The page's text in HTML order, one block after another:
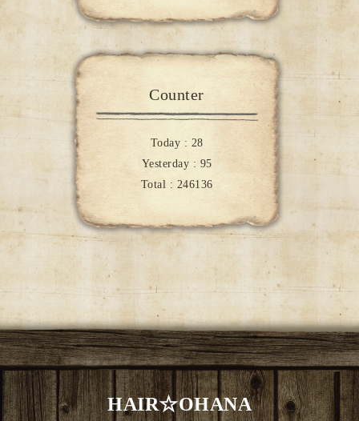
Counter
Today : 28
Yesterday : 95
Total : 246136
HAIR☆OHANA